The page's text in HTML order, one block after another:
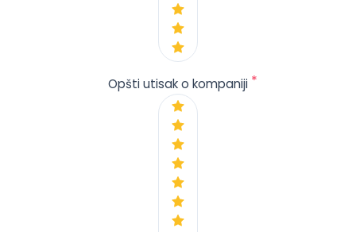
Opšti utisak o kompaniji *